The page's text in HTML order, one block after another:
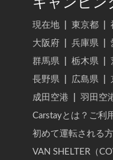
キャンピン
現在地 東京都
大阪府
兵庫県
群馬県
栃木県
長野県
広島県
成田空港
羽田空
Carstayとは？ご利
初めて運転される
VAN SHELTER（